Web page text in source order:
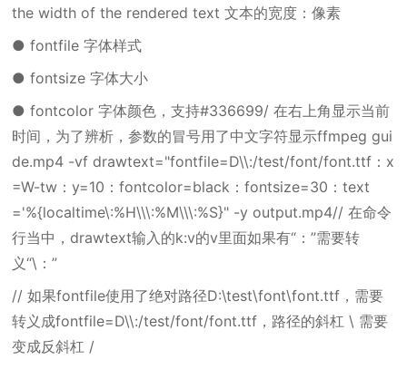
the width of the rendered text 文本的宽度：像素
● fontfile 字体样式
● fontsize 字体大小
● fontcolor 字体颜色，支持#336699/ 在右上角显示当前
时间，为了辨析，参数的冒号用了中文字符显示ffmpeg gui
de.mp4 -vf drawtext="fontfile=D\\:/test/font/font.ttf：x
=W-tw：y=10：fontcolor=black：fontsize=30：text
='%{localtime\:%H\\\:%M\\\:%S}" -y output.mp4// 在命令
行当中，drawtext输入的k:v的v里面如果有“：”需要转
义“\：”
// 如果fontfile使用了绝对路径D:\test\font\font.ttf，需要
转义成fontfile=D\\:/test/font/font.ttf，路径的斜杠 \ 需要
变成反斜杠 /